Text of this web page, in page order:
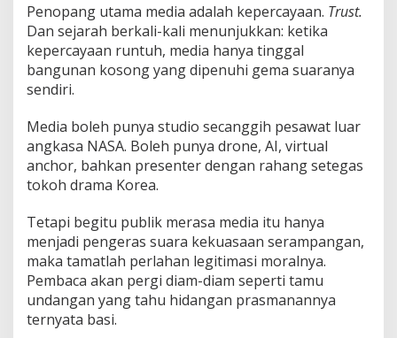
Penopang utama media adalah kepercayaan. Trust.
Dan sejarah berkali-kali menunjukkan: ketika
kepercayaan runtuh, media hanya tinggal
bangunan kosong yang dipenuhi gema suaranya
sendiri.
Media boleh punya studio secanggih pesawat luar
angkasa NASA. Boleh punya drone, AI, virtual
anchor, bahkan presenter dengan rahang setegas
tokoh drama Korea.
Tetapi begitu publik merasa media itu hanya
menjadi pengeras suara kekuasaan serampangan,
maka tamatlah perlahan legitimasi moralnya.
Pembaca akan pergi diam-diam seperti tamu
undangan yang tahu hidangan prasmanannya
ternyata basi.